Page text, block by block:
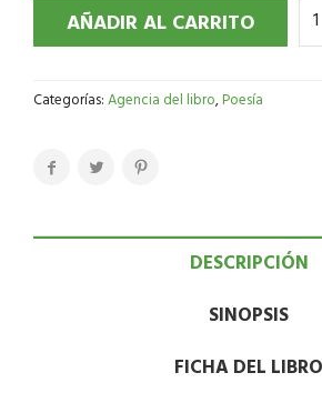
AÑADIR AL CARRITO
Categorías:Agencia del libro,Poesía
DESCRIPCIÓN
SINOPSIS
FICHA DEL LIBRO